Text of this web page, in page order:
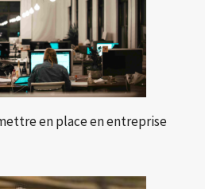
en place en entreprise